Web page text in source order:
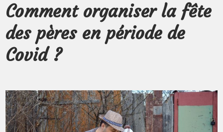
Comment organiser la fête
des pères en période de
Covid ?